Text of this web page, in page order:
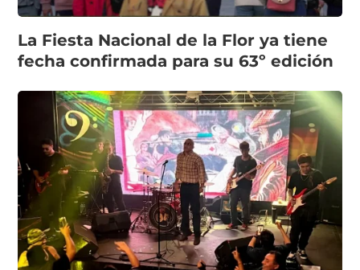
La Fiesta Nacional de la Flor ya tiene
fecha confirmada para su 63º edición